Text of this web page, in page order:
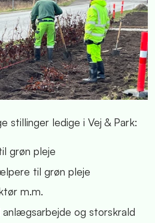
stillinger ledige i Vej & Park:
grøn pleje
til grøn pleje
m.m.
anlægsarbejde og storskrald